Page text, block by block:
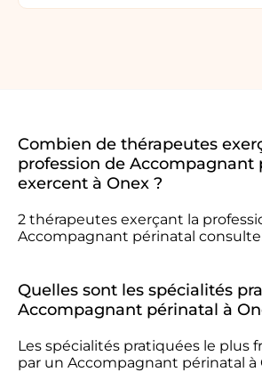
Combien de thérapeutes
profession de Accompagnant
exercent à Onex ?
2 thérapeutes exerçant la
Accompagnant périnatal
Quelles sont les spécialités
Accompagnant périnatal à
Les spécialités pratiquées le plus
par un Accompagnant périnatal à